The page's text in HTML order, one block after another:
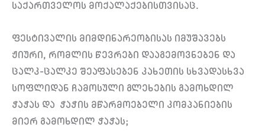
საქართველოს მოქალაქებისთვისაც.
ფესტივალის მიმდინარეობისას იმუშავებს
ჟიური, რომლის წევრები დააგემოვნებენ და
ცალკ-ცალკე შეაფასებენ კახეთის სხვადასხვა
სოფლიდან ჩამოსული გლეხების გამოხდილ
ჭაჭას და ჭაჭის მწარმოებელი კომპანიების
მიერ გამოხდილ ჭაჭას;